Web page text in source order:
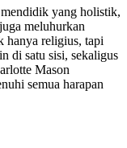
yang holistik,
meluhurkan
hanya religius, tapi
di satu sisi, sekaligus
Mason
semua harapan